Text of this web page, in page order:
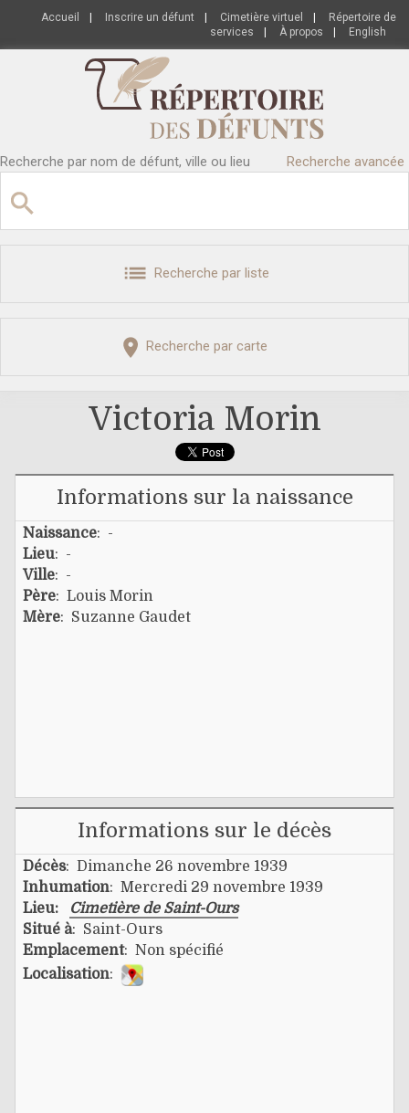
Accueil Inscrire un défunt Cimetière virtuel
Répertoire de
services
À propos English
Recherche par nom de défunt, ville ou lieu Recherche avancée
Recherche par liste
Recherche par carte
Victoria Morin
Informations sur la naissance
Naissance: -
Lieu: -
Ville: -
Père: Louis Morin
Mère: Suzanne Gaudet
Informations sur le décès
Décès: Dimanche 26 novembre 1939
Inhumation: Mercredi 29 novembre 1939
Lieu:
Cimetière de Saint-Ours
Situé à: Saint-Ours
Emplacement: Non spécifié
Localisation: